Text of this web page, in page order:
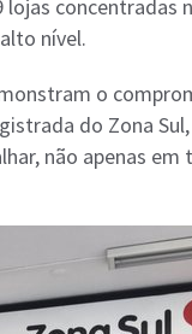
concentradas
nível.
o
do Zona
não apenas